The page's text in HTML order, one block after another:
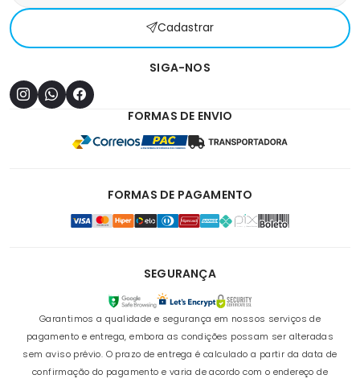
Cadastrar
SIGA-NOS
FORMAS DE ENVIO
FORMAS DE PAGAMENTO
SEGURANÇA
Garantimos a qualidade e segurança em nossos serviços de
pagamento e entrega, embora as condições possam ser alteradas
sem aviso prévio. O prazo de entrega é calculado a partir da data de
confirmação do pagamento e varia de acordo com o endereço de